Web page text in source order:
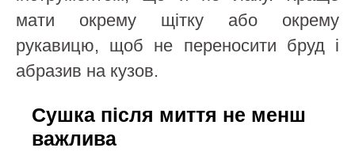
мати окрему щітку або окрему
рукавицю, щоб не переносити бруд і
абразив на кузов.
Сушка після миття не менш
важлива